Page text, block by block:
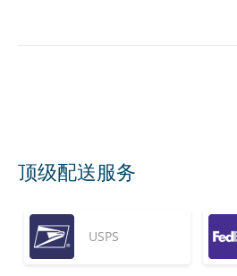
顶级配送服务
USPS